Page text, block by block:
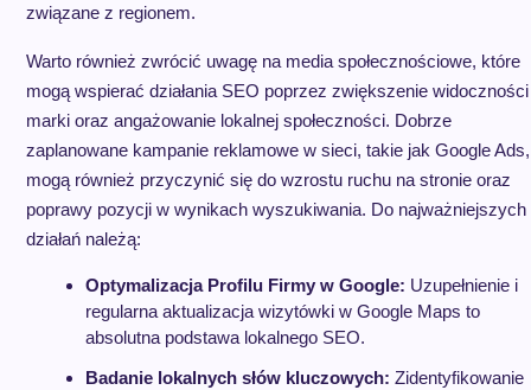
związane z regionem.
Warto również zwrócić uwagę na media społecznościowe, które
mogą wspierać działania SEO poprzez zwiększenie widoczności
marki oraz angażowanie lokalnej społeczności. Dobrze
zaplanowane kampanie reklamowe w sieci, takie jak Google Ads,
mogą również przyczynić się do wzrostu ruchu na stronie oraz
poprawy pozycji w wynikach wyszukiwania. Do najważniejszych
działań należą:
Optymalizacja Profilu Firmy w Google: Uzupełnienie i
regularna aktualizacja wizytówki w Google Maps to
absolutna podstawa lokalnego SEO.
Badanie lokalnych słów kluczowych: Zidentyfikowanie